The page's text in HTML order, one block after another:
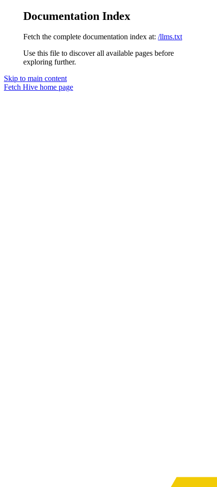
Documentation Index
Fetch the complete documentation index at: /llms.txt
Use this file to discover all available pages before
exploring further.
Skip to main content
Fetch Hive home page